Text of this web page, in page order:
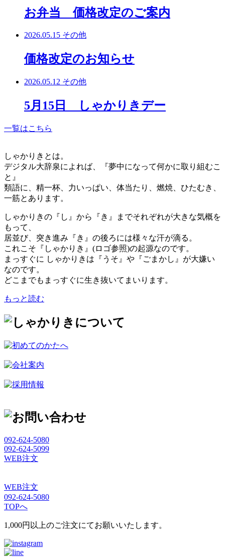
お弁当 価格改定のご案内
2026.05.15 その他
価格改定のお知らせ
2026.05.12 その他
5月15日 しゃかりきデー
一覧はこちら
しゃかりきとは。
デジタル大辞泉によれば、『夢中になって何かに取り組むこ
と』
類語に、精一杯、力いっぱい、体当たり、燃焼、ひたむき、
一筋とあります。
しゃかりきの『し』から『き』までそれぞれが大きな気概を
もって、
居並び、突き進み『き』の後ろには様々な汗が滴る。
これこそ『しゃかりき』(ロゴ参照)の起源なのです。
まっすぐに しゃかりきは『うそ』や『ごまかし』が大嫌い
なのです。
どこまでもまっすぐに生き抜いてまいります。
もっと読む
092-624-5080
092-624-5099
WEB注文
WEB注文
092-624-5080
TOPへ
1,000円以上のご注文にてお願いいたします。